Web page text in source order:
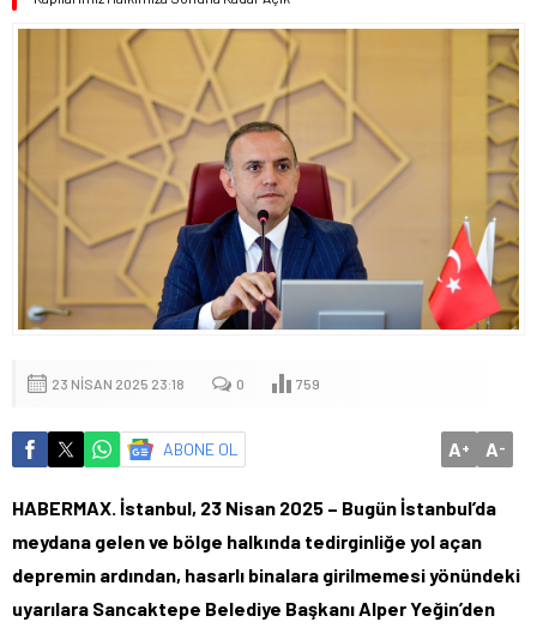
23 NISAN 2025 23:18 0 759
ABONE OL A+ A-
HABERMAX. İstanbul, 23 Nisan 2025 – Bugün İstanbul’da
meydana gelen ve bölge halkında tedirginliğe yol açan
depremin ardından, hasarlı binalara girilmemesi yönündeki
uyarılara Sancaktepe Belediye Başkanı Alper Yeğin’den